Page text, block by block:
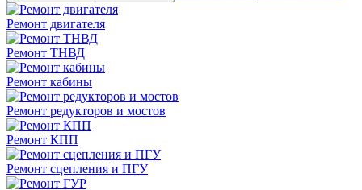
Ремонт двигателя
Ремонт ТНВД
Ремонт кабины
Ремонт редукторов и мостов
Ремонт КПП
Ремонт сцепления и ПГУ